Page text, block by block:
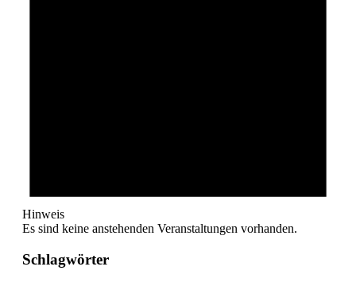
Hinweis
Es sind keine anstehenden Veranstaltungen vorhanden.
Schlagwörter